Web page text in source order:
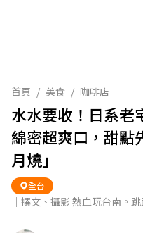
首頁 / 美食 / 咖啡店
水水要收！日系老
綿密超爽口，甜點
月燒」
全台
｜撰文、攝影 熱血玩台南。